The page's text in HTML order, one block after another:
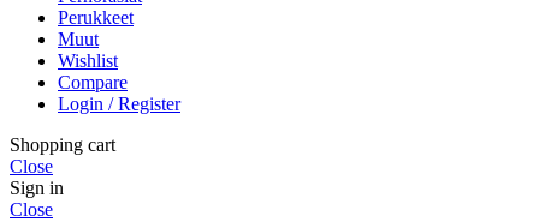
Perukkeet
Muut
Wishlist
Compare
Login / Register
Shopping cart
Close
Sign in
Close